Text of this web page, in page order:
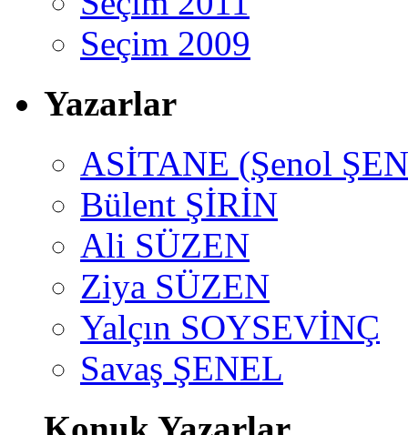
Seçim 2009
Yazarlar
ASİTANE (Şenol
Bülent ŞİRİN
Ali SÜZEN
Ziya SÜZEN
Yalçın SOYSEVİNÇ
Savaş ŞENEL